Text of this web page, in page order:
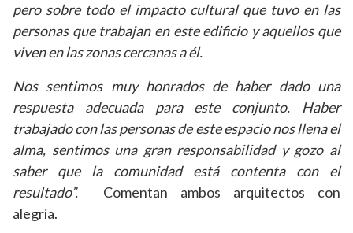
pero sobre todo el impacto cultural que tuvo en las
personas que trabajan en este edificio y aquellos que
viven en las zonas cercanas a él.
Nos sentimos muy honrados de haber dado una
respuesta adecuada para este conjunto. Haber
trabajado con las personas de este espacio nos llena el
alma, sentimos una gran responsabilidad y gozo al
saber que la comunidad está contenta con el
resultado”. Comentan ambos arquitectos con
alegría.